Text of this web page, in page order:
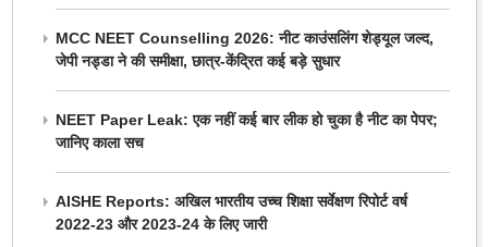
MCC NEET Counselling 2026: नीट काउंसलिंग शेड्यूल जल्द,
जेपी नड्डा ने की समीक्षा, छात्र-केंद्रित कई बड़े सुधार
NEET Paper Leak: एक नहीं कई बार लीक हो चुका है नीट का पेपर;
जानिए काला सच
AISHE Reports: अखिल भारतीय उच्च शिक्षा सर्वेक्षण रिपोर्ट वर्ष
2022-23 और 2023-24 के लिए जारी